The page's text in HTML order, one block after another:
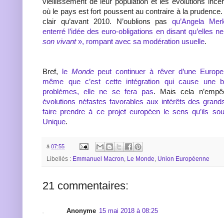
où le pays est fort poussent au contraire à la
clair qu’avant 2010. N’oublions pasqu’Angela
enterré l’idée des euro-obligations en disant qu’elles
son vivant», rompant avec sa modération usuelle.
Bref, le Mondepeut continuer à rêver d’une
même que c’est cette intégration qui cause une
problèmes, elle ne se fera pas. Mais cela
évolutions néfastes favorables aux intérêts des
faire prendre à ce projet européen le sens qu’ils
Unique.
à 07:55
Libellés : Emmanuel Macron, Le Monde, Union Européenne
21 commentaires:
Anonyme 15 mai 2018 à 08:25